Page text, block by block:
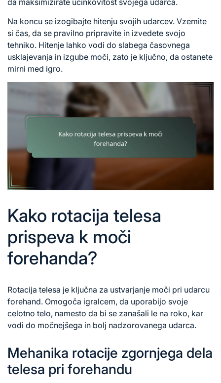
Na koncu se izogibajte hitenju svojih udarcev. Vzemite
si čas, da se pravilno pripravite in izvedete svojo
tehniko. Hitenje lahko vodi do slabega časovnega
usklajevanja in izgube moči, zato je ključno, da ostanete
mirni med igro.
Kako rotacija telesa
prispeva k moči
forehanda?
Rotacija telesa je ključna za ustvarjanje moči pri udarcu
forehand. Omogoča igralcem, da uporabijo svoje
celotno telo, namesto da bi se zanašali le na roko, kar
vodi do močnejšega in bolj nadzorovanega udarca.
Mehanika rotacije zgornjega dela
telesa pri forehandu